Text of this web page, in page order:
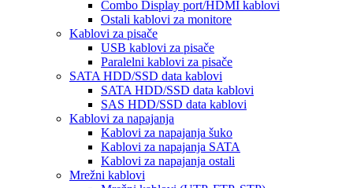
Combo Display port/HDMI kablovi
Ostali kablovi za monitore
Kablovi za pisače
USB kablovi za pisače
Paralelni kablovi za pisače
SATA HDD/SSD data kablovi
SATA HDD/SSD data kablovi
SAS HDD/SSD data kablovi
Kablovi za napajanja
Kablovi za napajanja šuko
Kablovi za napajanja SATA
Kablovi za napajanja ostali
Mrežni kablovi